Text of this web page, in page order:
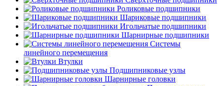
Роликовые подшипники
Шариковые подшипники
Игольчатые подшипники
Шарнирные подшипники
Системы
линейного перемещения
Втулки
Подшипниковые узлы
Шарнирные головки